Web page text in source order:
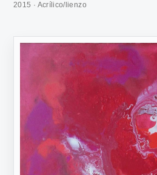
2015 · Acrílico/lienzo